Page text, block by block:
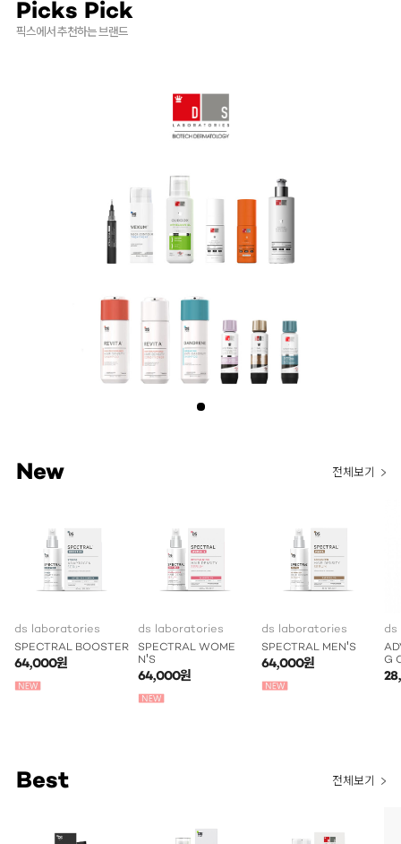
Picks Pick
픽스에서 추천하는 브랜드
New 전체보기
ds laboratories
SPECTRAL BOOSTER
64,000원
ds laboratories
SPECTRAL WOME
N'S
64,000원
ds laboratories
SPECTRAL MEN'S
64,000원
ds
G
Best 전체보기